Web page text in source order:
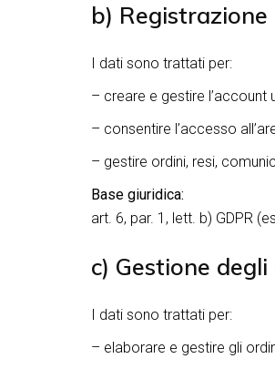
b) Registrazione
I dati sono trattati per:
– creare e gestire l’account
– consentire l’accesso
– gestire ordini, resi,
Base giuridica:
art. 6, par. 1, lett. b) GDPR
c) Gestione
I dati sono trattati per:
– elaborare e gestire gli